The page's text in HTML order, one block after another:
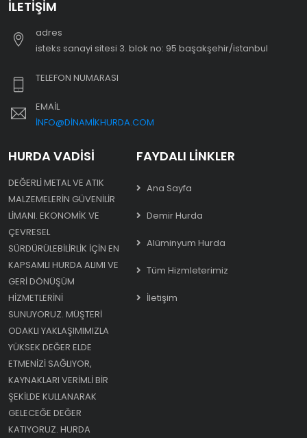
İLETIŞIM
adres
i̇steks sanayi sitesi 3. blok no: 95 başakşehir/i̇stanbul
TELEFON NUMARASI
EMAIL
INFO@DINAMIKHURDA.COM
HURDA VADISI
DEĞERLI METAL VE ATIK
MALZEMELERIN GÜVENILIR
LIMANI. EKONOMIK VE
ÇEVRESEL
SÜRDÜRÜLEBILIRLIK IÇIN EN
KAPSAMLI HURDA ALIMI VE
GERI DÖNÜŞÜM
HIZMETLERINI
SUNUYORUZ. MÜŞTERI
ODAKLI YAKLAŞIMIMIZLA
YÜKSEK DEĞER ELDE
ETMENIZI SAĞLIYOR,
KAYNAKLARI VERIMLI BIR
ŞEKILDE KULLANARAK
GELECEĞE DEĞER
KATIYORUZ. HURDA
FAYDALI LINKLER
Ana Sayfa
Demir Hurda
Alüminyum Hurda
Tüm Hizmleterimiz
İletişim